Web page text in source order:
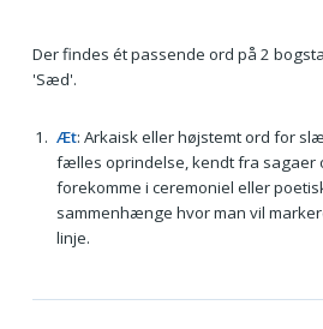
Der findes ét passende ord på 2
'Sæd'.
Æt: Arkaisk eller højstemt ord for
fælles oprindelse, kendt fra sagaer
forekomme i ceremoniel eller
sammenhænge hvor man vil
linje.